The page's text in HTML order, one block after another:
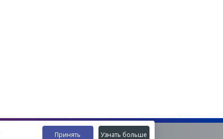
Принять Узнать больше